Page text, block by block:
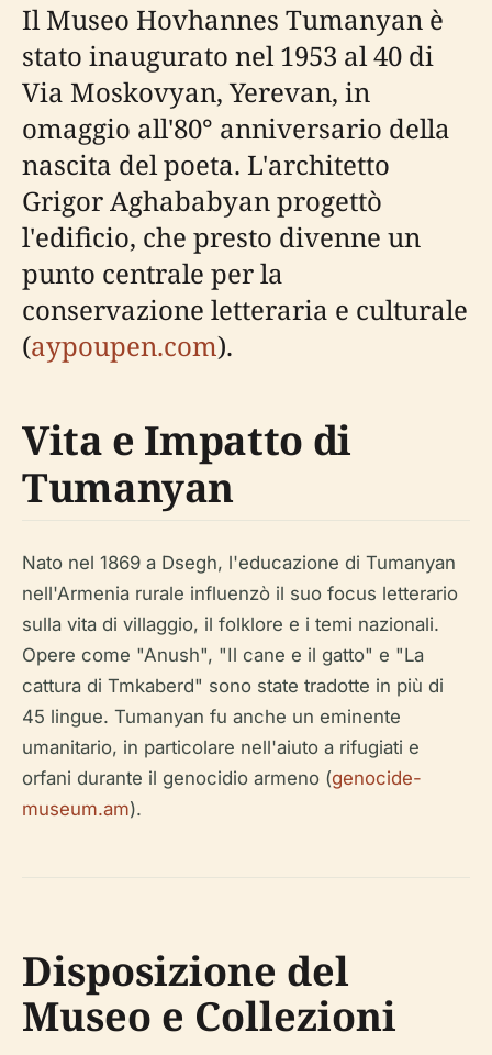
Il Museo Hovhannes Tumanyan è
stato inaugurato nel 1953 al 40 di
Via Moskovyan, Yerevan, in
omaggio all'80° anniversario della
nascita del poeta. L'architetto
Grigor Aghababyan progettò
l'edificio, che presto divenne un
punto centrale per la
conservazione letteraria e culturale
(aypoupen.com).
Vita e Impatto di
Tumanyan
Nato nel 1869 a Dsegh, l'educazione di Tumanyan
nell'Armenia rurale influenzò il suo focus letterario
sulla vita di villaggio, il folklore e i temi nazionali.
Opere come "Anush", "Il cane e il gatto" e "La
cattura di Tmkaberd" sono state tradotte in più di
45 lingue. Tumanyan fu anche un eminente
umanitario, in particolare nell'aiuto a rifugiati e
orfani durante il genocidio armeno (genocide-
museum.am).
Disposizione del
Museo e Collezioni